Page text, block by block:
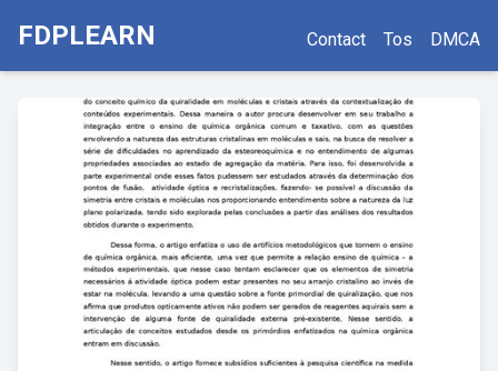
FDPLEARN Contact Tos DMCA